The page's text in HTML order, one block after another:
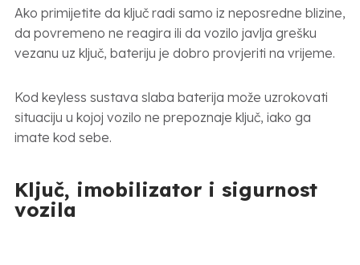
Ako primijetite da ključ radi samo iz neposredne blizine,
da povremeno ne reagira ili da vozilo javlja grešku
vezanu uz ključ, bateriju je dobro provjeriti na vrijeme.
Kod keyless sustava slaba baterija može uzrokovati
situaciju u kojoj vozilo ne prepoznaje ključ, iako ga
imate kod sebe.
Ključ, imobilizator i sigurnost
vozila